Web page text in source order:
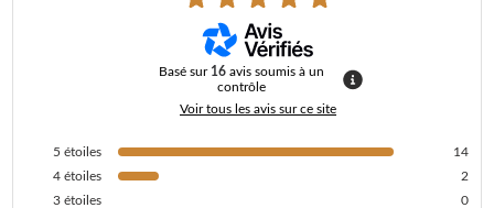
Basé sur 16 avis soumis à un
contrôle
Voir tous les avis sur ce site
5 étoiles
14
4 étoiles
2
3 étoiles
0